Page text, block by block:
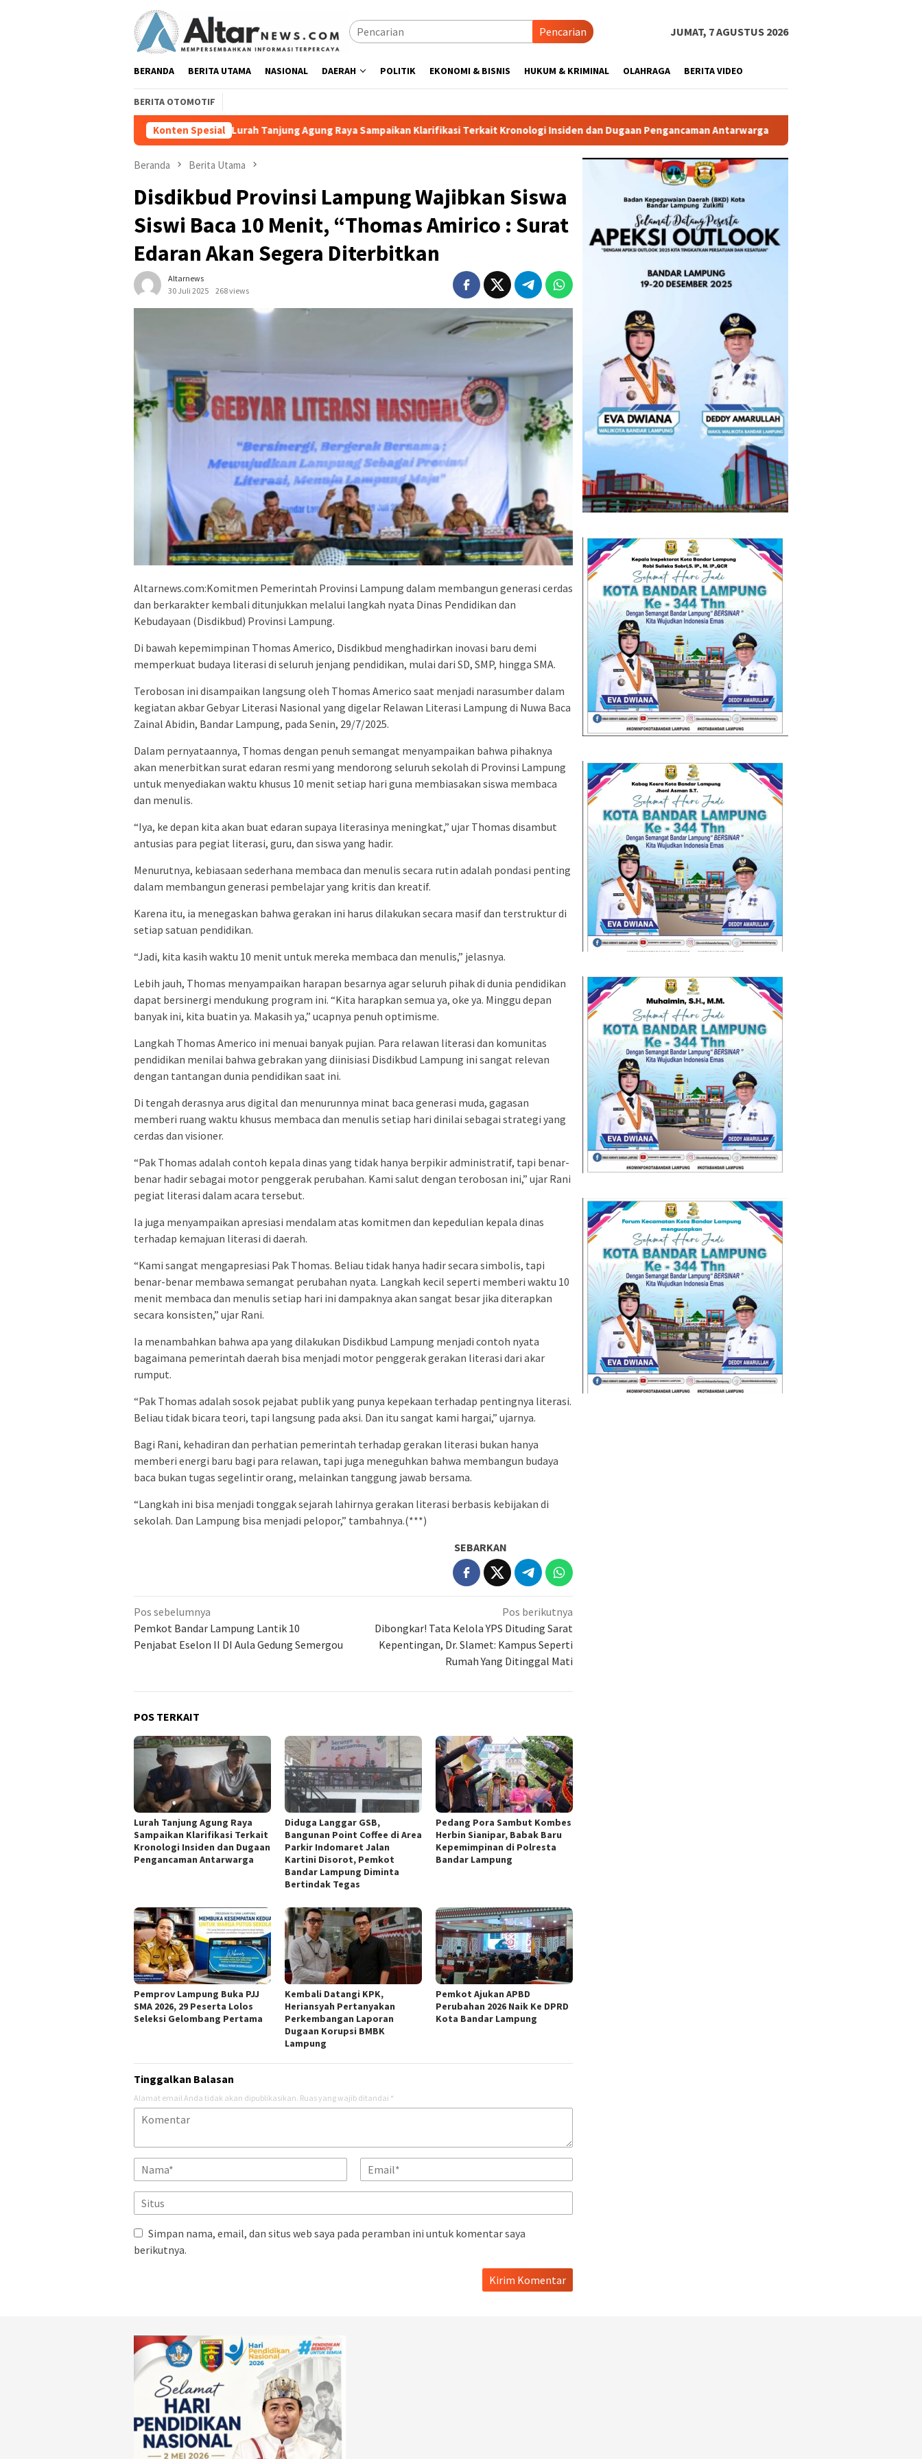
Pencarian JUMAT, 7 AGUSTUS 2026
BERANDA BERITA UTAMA NASIONAL DAERAH POLITIK EKONOMI & BISNIS HUKUM & KRIMINAL OLAHRAGA BERITA VIDEO
BERITA OTOMOTIF
Konten Spesial
Lurah Tanjung Agung Raya Sampaikan Klarifikasi Terkait Kronologi Insiden dan Dugaan Pengancaman Antarwarga Diduga Langgar GSB, Bangunan Point Coffee
Beranda Berita Utama
Disdikbud Provinsi Lampung Wajibkan Siswa
Siswi Baca 10 Menit, “Thomas Amirico : Surat
Edaran Akan Segera Diterbitkan
Altarnews
30 Juli 2025
268 views
Altarnews.com:Komitmen Pemerintah Provinsi Lampung dalam membangun generasi cerdas
dan berkarakter kembali ditunjukkan melalui langkah nyata Dinas Pendidikan dan
Kebudayaan (Disdikbud) Provinsi Lampung.
Di bawah kepemimpinan Thomas Americo, Disdikbud menghadirkan inovasi baru demi
memperkuat budaya literasi di seluruh jenjang pendidikan, mulai dari SD, SMP, hingga SMA.
Terobosan ini disampaikan langsung oleh Thomas Americo saat menjadi narasumber dalam
kegiatan akbar Gebyar Literasi Nasional yang digelar Relawan Literasi Lampung di Nuwa Baca
Zainal Abidin, Bandar Lampung, pada Senin, 29/7/2025.
Dalam pernyataannya, Thomas dengan penuh semangat menyampaikan bahwa pihaknya
akan menerbitkan surat edaran resmi yang mendorong seluruh sekolah di Provinsi Lampung
untuk menyediakan waktu khusus 10 menit setiap hari guna membiasakan siswa membaca
dan menulis.
“Iya, ke depan kita akan buat edaran supaya literasinya meningkat,” ujar Thomas disambut
antusias para pegiat literasi, guru, dan siswa yang hadir.
Menurutnya, kebiasaan sederhana membaca dan menulis secara rutin adalah pondasi penting
dalam membangun generasi pembelajar yang kritis dan kreatif.
Karena itu, ia menegaskan bahwa gerakan ini harus dilakukan secara masif dan terstruktur di
setiap satuan pendidikan.
“Jadi, kita kasih waktu 10 menit untuk mereka membaca dan menulis,” jelasnya.
Lebih jauh, Thomas menyampaikan harapan besarnya agar seluruh pihak di dunia pendidikan
dapat bersinergi mendukung program ini. “Kita harapkan semua ya, oke ya. Minggu depan
banyak ini, kita buatin ya. Makasih ya,” ucapnya penuh optimisme.
Langkah Thomas Americo ini menuai banyak pujian. Para relawan literasi dan komunitas
pendidikan menilai bahwa gebrakan yang diinisiasi Disdikbud Lampung ini sangat relevan
dengan tantangan dunia pendidikan saat ini.
Di tengah derasnya arus digital dan menurunnya minat baca generasi muda, gagasan
memberi ruang waktu khusus membaca dan menulis setiap hari dinilai sebagai strategi yang
cerdas dan visioner.
“Pak Thomas adalah contoh kepala dinas yang tidak hanya berpikir administratif, tapi benar-
benar hadir sebagai motor penggerak perubahan. Kami salut dengan terobosan ini,” ujar Rani
pegiat literasi dalam acara tersebut.
Ia juga menyampaikan apresiasi mendalam atas komitmen dan kepedulian kepala dinas
terhadap kemajuan literasi di daerah.
“Kami sangat mengapresiasi Pak Thomas. Beliau tidak hanya hadir secara simbolis, tapi
benar-benar membawa semangat perubahan nyata. Langkah kecil seperti memberi waktu 10
menit membaca dan menulis setiap hari ini dampaknya akan sangat besar jika diterapkan
secara konsisten,” ujar Rani.
Ia menambahkan bahwa apa yang dilakukan Disdikbud Lampung menjadi contoh nyata
bagaimana pemerintah daerah bisa menjadi motor penggerak gerakan literasi dari akar
rumput.
“Pak Thomas adalah sosok pejabat publik yang punya kepekaan terhadap pentingnya literasi.
Beliau tidak bicara teori, tapi langsung pada aksi. Dan itu sangat kami hargai,” ujarnya.
Bagi Rani, kehadiran dan perhatian pemerintah terhadap gerakan literasi bukan hanya
memberi energi baru bagi para relawan, tapi juga meneguhkan bahwa membangun budaya
baca bukan tugas segelintir orang, melainkan tanggung jawab bersama.
“Langkah ini bisa menjadi tonggak sejarah lahirnya gerakan literasi berbasis kebijakan di
sekolah. Dan Lampung bisa menjadi pelopor,” tambahnya.(***)
SEBARKAN
Navigasi
pos
Pos sebelumnya
Pemkot Bandar Lampung Lantik 10
Penjabat Eselon II DI Aula Gedung Semergou
Pos berikutnya
Dibongkar! Tata Kelola YPS Dituding Sarat
Kepentingan, Dr. Slamet: Kampus Seperti
Rumah Yang Ditinggal Mati
POS TERKAIT
Lurah Tanjung Agung Raya
Sampaikan Klarifikasi Terkait
Kronologi Insiden dan Dugaan
Pengancaman Antarwarga
Diduga Langgar GSB,
Bangunan Point Coffee di Area
Parkir Indomaret Jalan
Kartini Disorot, Pemkot
Bandar Lampung Diminta
Bertindak Tegas
Pedang Pora Sambut Kombes
Herbin Sianipar, Babak Baru
Kepemimpinan di Polresta
Bandar Lampung
Pemprov Lampung Buka PJJ
SMA 2026, 29 Peserta Lolos
Seleksi Gelombang Pertama
Kembali Datangi KPK,
Heriansyah Pertanyakan
Perkembangan Laporan
Dugaan Korupsi BMBK
Lampung
Pemkot Ajukan APBD
Perubahan 2026 Naik Ke DPRD
Kota Bandar Lampung
Tinggalkan Balasan
Alamat email Anda tidak akan dipublikasikan. Ruas yang wajib ditandai *
Simpan nama, email, dan situs web saya pada peramban ini untuk komentar saya
berikutnya.